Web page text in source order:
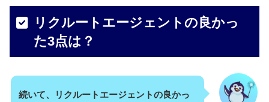
リクルートエージェントの良かっ
た3点は？
続いて、リクルートエージェントの良かっ